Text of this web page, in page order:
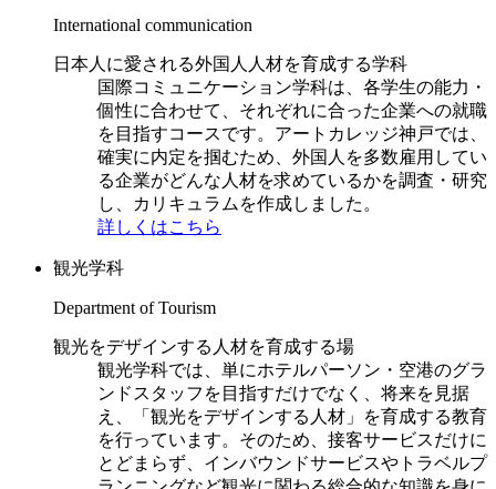
International communication
日本人に愛される外国人人材を育成する学科
国際コミュニケーション学科は、各学生の能力・
個性に合わせて、それぞれに合った企業への就職
を目指すコースです。アートカレッジ神戸では、
確実に内定を掴むため、外国人を多数雇用してい
る企業がどんな人材を求めているかを調査・研究
し、カリキュラムを作成しました。
詳しくはこちら
観光学科
Department of Tourism
観光をデザインする人材を育成する場
観光学科では、単にホテルパーソン・空港のグラ
ンドスタッフを目指すだけでなく、将来を見据
え、「観光をデザインする人材」を育成する教育
を行っています。そのため、接客サービスだけに
とどまらず、インバウンドサービスやトラベルプ